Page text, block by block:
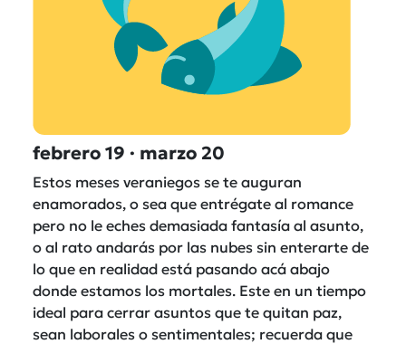
febrero 19 · marzo 20
Estos meses veraniegos se te auguran
enamorados, o sea que entrégate al romance
pero no le eches demasiada fantasía al asunto,
o al rato andarás por las nubes sin enterarte de
lo que en realidad está pasando acá abajo
donde estamos los mortales. Este en un tiempo
ideal para cerrar asuntos que te quitan paz,
sean laborales o sentimentales; recuerda que